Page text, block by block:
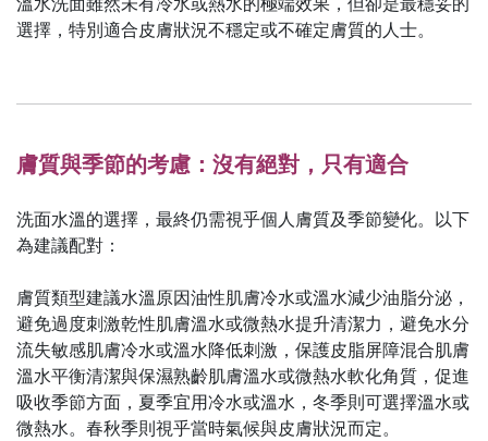
選擇，特別適合皮膚狀況不穩定或不確定膚質的人士。
膚質與季節的考慮：沒有絕對，只有適合
洗面水溫的選擇，最終仍需視乎個人膚質及季節變化。以下
為建議配對：
膚質類型建議水溫原因油性肌膚冷水或溫水減少油脂分泌，
避免過度刺激乾性肌膚溫水或微熱水提升清潔力，避免水分
流失敏感肌膚冷水或溫水降低刺激，保護皮脂屏障混合肌膚
溫水平衡清潔與保濕熟齡肌膚溫水或微熱水軟化角質，促進
吸收季節方面，夏季宜用冷水或溫水，冬季則可選擇溫水或
微熱水。春秋季則視乎當時氣候與皮膚狀況而定。